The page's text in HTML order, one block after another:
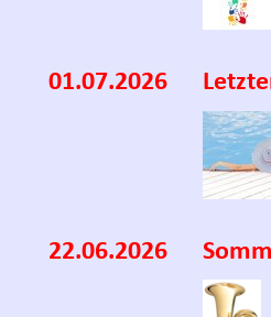
01.07.2026
22.06.2026